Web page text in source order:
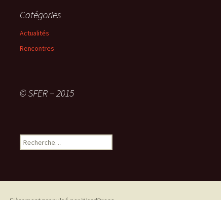
Catégories
Actualités
Rencontres
© SFER – 2015
R
e
e